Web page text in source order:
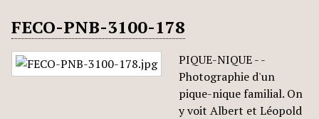
FECO-PNB-3100-178
PIQUE-NIQUE - -
Photographie d'un
pique-nique familial. On
y voit Albert et Léopold